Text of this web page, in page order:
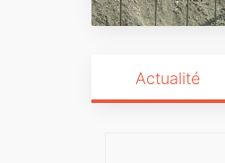
Actualité